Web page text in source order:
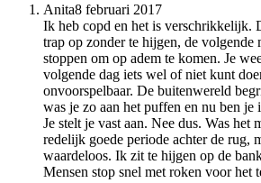
Anita8 februari 2017
Ik heb copd en het is verschrikkelijk.
trap op zonder te hijgen, de volgende
stoppen om op adem te komen. Je
volgende dag iets wel of niet kunt
onvoorspelbaar. De buitenwereld
was je zo aan het puffen en nu ben je
Je stelt je vast aan. Nee dus. Was het
redelijk goede periode achter de rug,
waardeloos. Ik zit te hijgen op de
Mensen stop snel met roken voor het